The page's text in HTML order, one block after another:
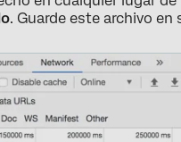
. Guarde este archivo en